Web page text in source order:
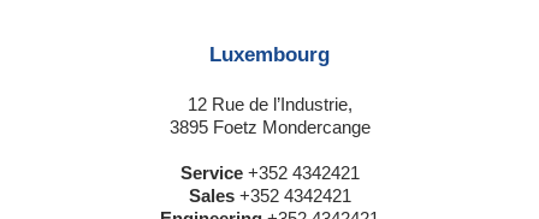
Luxembourg
12 Rue de l’Industrie,
3895 Foetz Mondercange
Service +352 4342421
Sales +352 4342421